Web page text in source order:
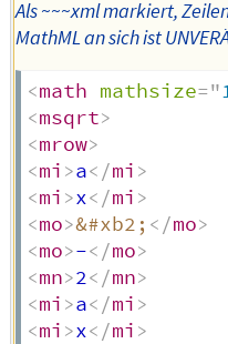
Als ~~~xml markiert,
MathML an sich ist
<math mathsize="
<msqrt>
<mrow>
<mi >a</mi >
<mi >x</mi >
<mo>&#xb2; </mo>
<mo>-</mo>
<mn>2</mn>
<mi >a</mi >
<mi >x</mi >